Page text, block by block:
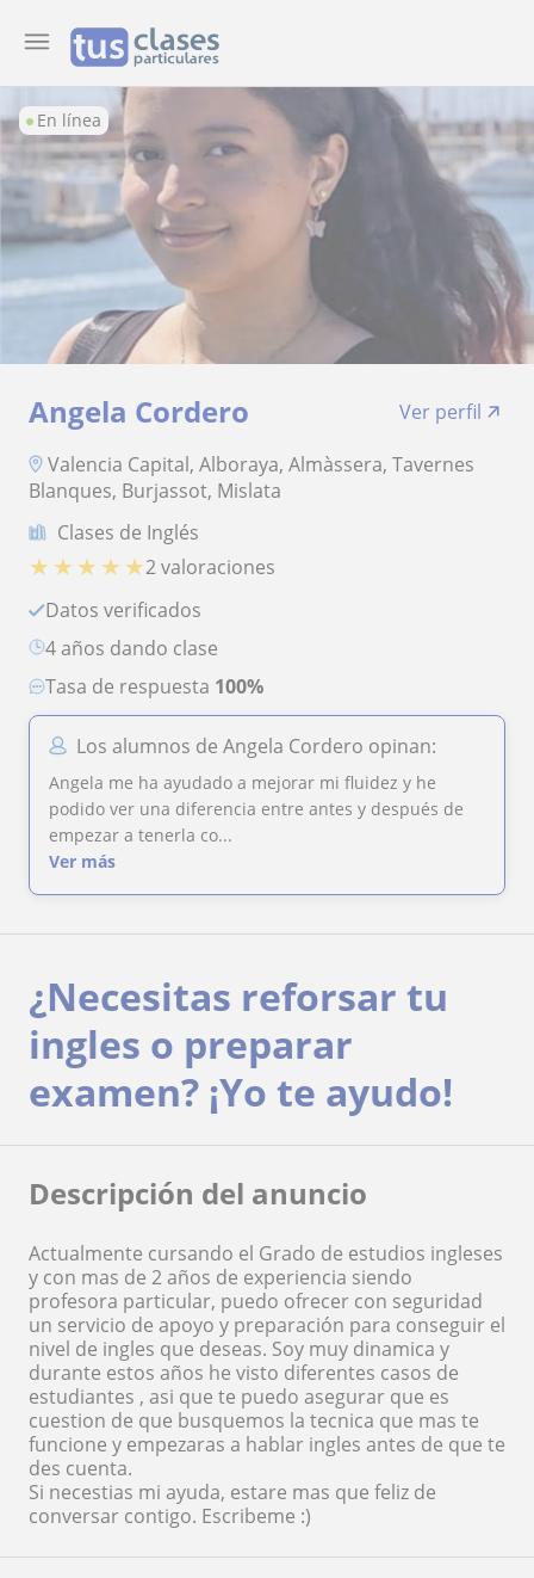
En línea
Angela Cordero
Ver perfil
Valencia Capital, Alboraya, Almàssera, Tavernes
Blanques, Burjassot, Mislata
Clases de Inglés
★ ★ ★ ★ ★2 valoraciones
Datos verificados
4 años dando clase
Tasa de respuesta 100%
Los alumnos de Angela Cordero opinan:
Angela me ha ayudado a mejorar mi fluidez y he
podido ver una diferencia entre antes y después de
empezar a tenerla co...
Ver más
¿Necesitas reforsar tu
ingles o preparar
examen? ¡Yo te ayudo!
Descripción del anuncio
Actualmente cursando el Grado de estudios ingleses
y con mas de 2 años de experiencia siendo
profesora particular, puedo ofrecer con seguridad
un servicio de apoyo y preparación para conseguir el
nivel de ingles que deseas. Soy muy dinamica y
durante estos años he visto diferentes casos de
estudiantes , asi que te puedo asegurar que es
cuestion de que busquemos la tecnica que mas te
funcione y empezaras a hablar ingles antes de que te
des cuenta.
Si necestias mi ayuda, estare mas que feliz de
conversar contigo. Escribeme :)